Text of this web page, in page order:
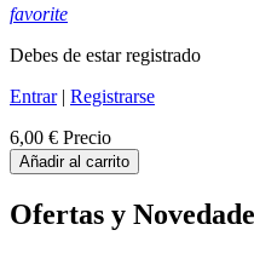
favorite
Debes de estar registrado
Entrar| Registrarse
6,00 € Precio
Añadir al carrito
Ofertas y